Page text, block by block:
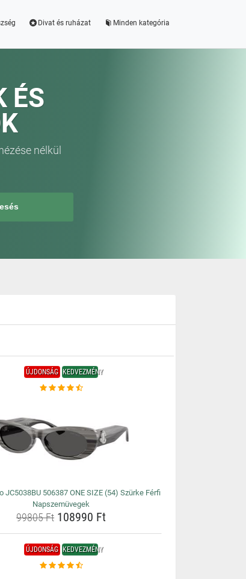
Divat és ruházat Minden kategória
ÉS
nélkül
ÚJDONSÁG KEDVEZMÉNY
JC5038BU 506387 ONE SIZE (54) Szürke Férfi
Napszemüvegek
99805 Ft 108990 Ft
ÚJDONSÁG KEDVEZMÉNY